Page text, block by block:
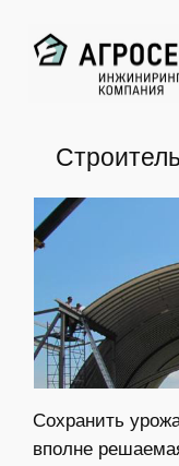
содержимому
Сохранить
вполне